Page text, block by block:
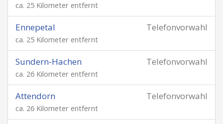
ca. 25 Kilometer entfernt
Telefonvorwahl
Ennepetal
ca. 25 Kilometer entfernt
Telefonvorwahl
Sundern-Hachen
ca. 26 Kilometer entfernt
Telefonvorwahl
Attendorn
ca. 26 Kilometer entfernt